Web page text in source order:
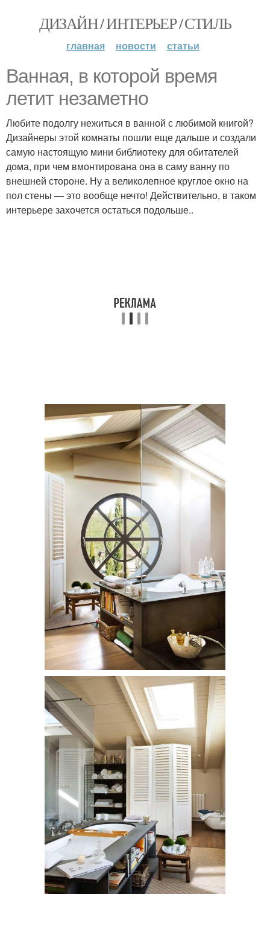
ДИЗАЙН / ИНТЕРЬЕР / СТИЛЬ
главная новости статьи
Ванная, в которой время
летит незаметно
Любите подолгу нежиться в ванной с любимой книгой?
Дизайнеры этой комнаты пошли еще дальше и создали
самую настоящую мини библиотеку для обитателей
дома, при чем вмонтирована она в саму ванну по
внешней стороне. Ну а великолепное круглое окно на
пол стены — это вообще нечто! Действительно, в таком
интерьере захочется остаться подольше..